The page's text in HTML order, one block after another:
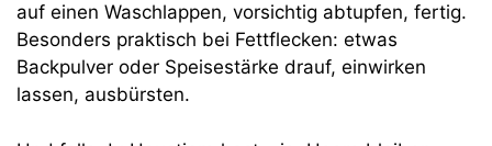
auf einen Waschlappen, vorsichtig abtupfen, fertig.
Besonders praktisch bei Fettflecken: etwas
Backpulver oder Speisestärke drauf, einwirken
lassen, ausbürsten.